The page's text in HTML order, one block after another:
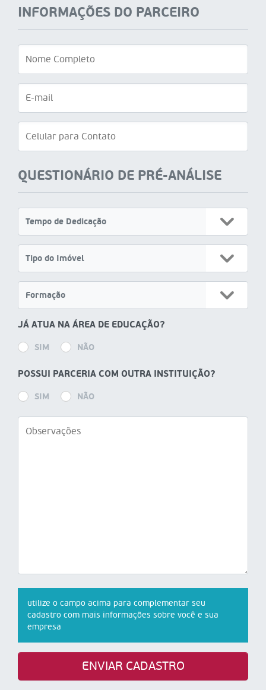
INFORMAÇÕES DO PARCEIRO
QUESTIONÁRIO DE PRÉ-ANÁLISE
JÁ ATUA NA ÁREA DE EDUCAÇÃO?
SIM NÃO
POSSUI PARCERIA COM OUTRA INSTITUIÇÃO?
SIM NÃO
utilize o campo acima para complementar seu
cadastro com mais informações sobre você e sua
empresa
ENVIAR CADASTRO